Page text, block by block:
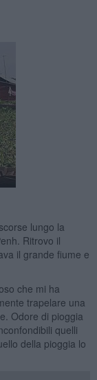
lungo la
Ritrovo il
il grande fiume e
che mi ha
trapelare una
Odore di pioggia
quelli
della pioggia lo